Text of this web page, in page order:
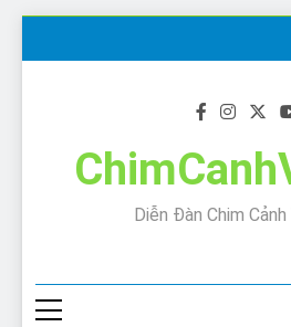
Diễn Đàn Chim